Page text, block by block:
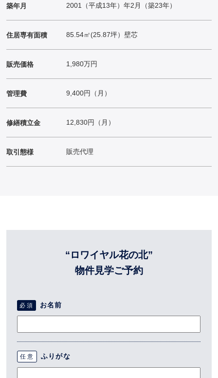
築年月 2001（平成13年）年2月（築23年）
住居専有面積 85.54㎡(25.87坪）壁芯
販売価格 1,980万円
管理費 9,400円（月）
修繕積立金 12,830円（月）
取引態様 販売代理
“ロワイヤル花の北”
物件見学ご予約
必須 お名前
任意 ふりがな